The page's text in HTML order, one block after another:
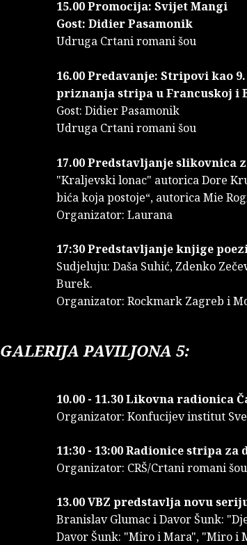
15.00 Promocija: Svijet Mangi
Gost: Didier Pasamonik
Udruga Crtani romani šou
16.00 Predavanje: Stripovi kao
priznanja stripa u Francuskoj i
Gost: Didier Pasamonik
Udruga Crtani romani šou
17.00 Predstavljanje
"Kraljevski lonac" autorica Dore
bića koja postoje“, autorica Mie
Organizator: Laurana
17:30 Predstavljanje knjige
Sudjeluju: Daša Suhić, Zdenko
Burek.
Organizator: Rockmark Zagreb i
GALERIJA PAVILJONA 5:
10.00 - 11.30 Likovna radionica
Organizator: Konfucijev institut
11:30 - 13:00 Radionice stripa za
Organizator: CRŠ/Crtani romani šou
13.00 VBZ predstavlja novu
Branislav Glumac i Davor Šunk:
Davor Šunk: "Miro i Mara", "Miro i